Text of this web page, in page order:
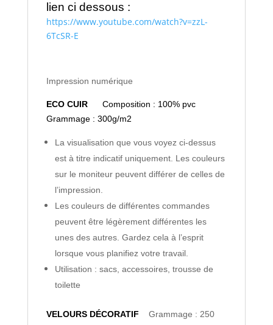
lien ci dessous :
https://www.youtube.com/watch?v=zzL-
6TcSR-E
Impression numérique
ECO CUIR Composition : 100% pvc
Grammage : 300g/m2
La visualisation que vous voyez ci-dessus
est à titre indicatif uniquement. Les couleurs
sur le moniteur peuvent différer de celles de
l’impression.
Les couleurs de différentes commandes
peuvent être légèrement différentes les
unes des autres. Gardez cela à l’esprit
lorsque vous planifiez votre travail.
Utilisation : sacs, accessoires, trousse de
toilette
VELOURS DÉCORATIF
Grammage : 250